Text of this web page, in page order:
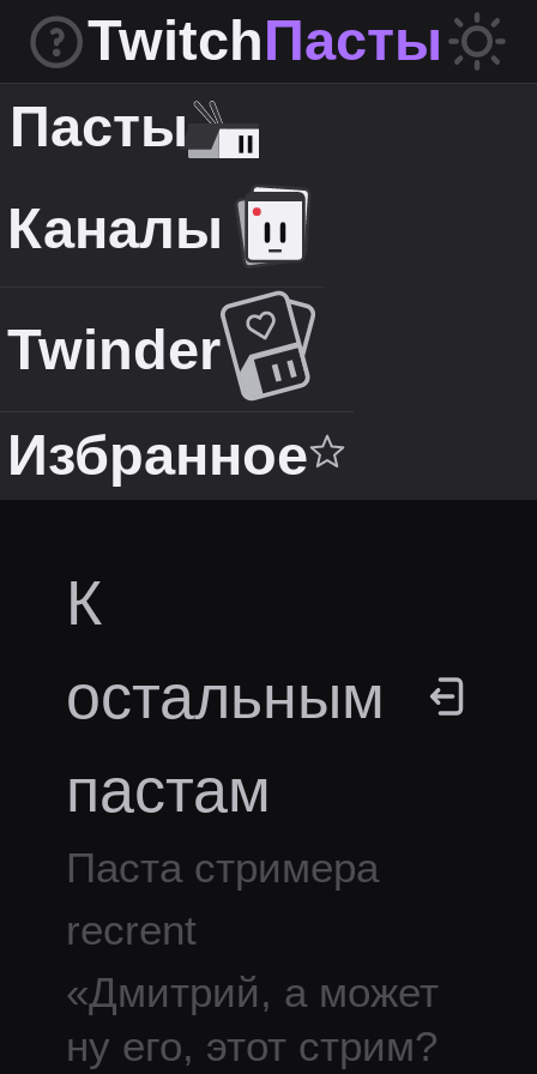
TwitchПасты
Пасты
Каналы
Twinder
Избранное
К
остальным
пастам
Паста стримера
recrent
«Дмитрий, а может
ну его, этот стрим?